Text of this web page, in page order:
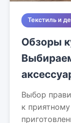
Текстиль и
Обзоры
Выбор
к